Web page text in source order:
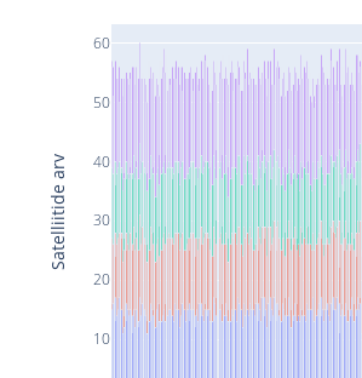
10
20
30
40
50
60
Satelliitide arv